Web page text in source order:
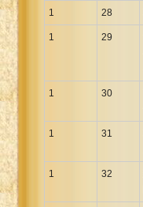
1 28
1 29
1 30
1 31
1 32